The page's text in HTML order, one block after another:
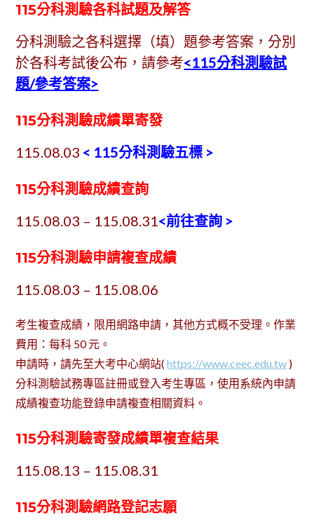
115分科測驗各科試題及解答
分科測驗之各科選擇（填）題參考答案，分別
於各科考試後公布，請參考<115分科測驗試
題/參考答案>
115分科測驗成績單寄發
115.08.03 < 115分科測驗五標 >
115分科測驗成績查詢
115.08.03 – 115.08.31<前往查詢 >
115分科測驗申請複查成績
115.08.03 – 115.08.06
考生複查成績，限用網路申請，其他方式概不受理。作業
費用：每科 50 元。
申請時，請先至大考中心網站(https://www.ceec.edu.tw )
分科測驗試務專區註冊或登入考生專區，使用系統內申請
成績複查功能登錄申請複查相關資料。
115分科測驗寄發成績單複查結果
115.08.13 – 115.08.31
115分科測驗網路登記志願